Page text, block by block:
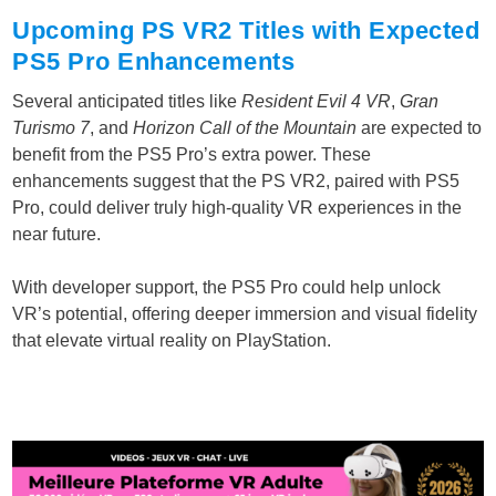
Upcoming PS VR2 Titles with Expected
PS5 Pro Enhancements
Several anticipated titles likeResident Evil 4 VR,Gran
Turismo 7, andHorizon Call of the Mountain are expected to
benefit from the PS5 Pro’s extra power. These
enhancements suggest that the PS VR2, paired with PS5
Pro, could deliver truly high-quality VR experiences in the
near future.
With developer support, the PS5 Pro could help unlock
VR’s potential, offering deeper immersion and visual fidelity
that elevate virtual reality on PlayStation.